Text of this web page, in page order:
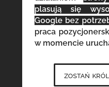
plasują się
Google bez
praca
w momencie
zostań